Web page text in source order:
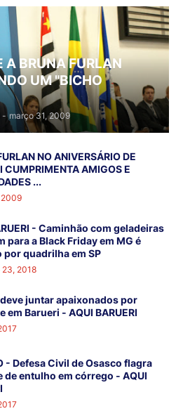
A BRUNA FURLAN
UM "BICHO
- março 31, 2009
NO ANIVERSÁRIO DE
CUMPRIMENTA AMIGOS E
...
2009
- Caminhão com geladeiras
para a Black Friday em MG é
por quadrilha em SP
23, 2018
juntar apaixonados por
em Barueri - AQUI BARUERI
- Defesa Civil de Osasco flagra
de entulho em córrego - AQUI